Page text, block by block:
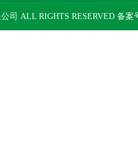
司 ALL RIGHTS RESERVED 备案